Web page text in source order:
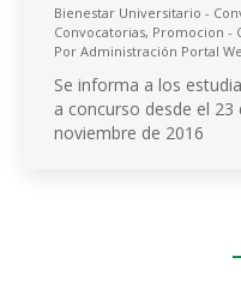
Bienestar Universitario -
Convocatorias, Promocion -
Por Administración Portal
Se informa a los
a concurso desde el
noviembre de 2016